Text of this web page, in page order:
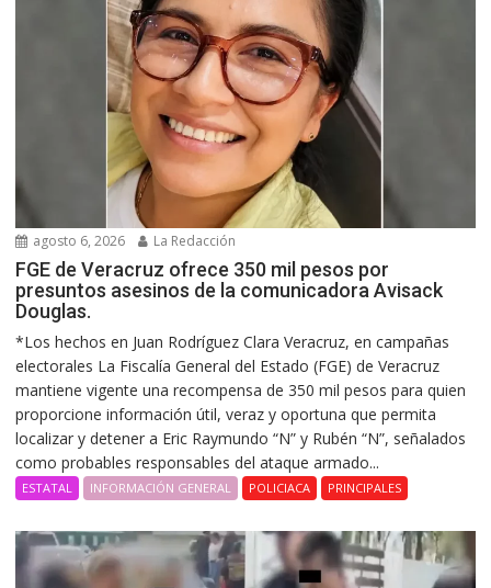
agosto 6, 2026 La Redacción
FGE de Veracruz ofrece 350 mil pesos por
presuntos asesinos de la comunicadora Avisack
Douglas.
*Los hechos en Juan Rodríguez Clara Veracruz, en campañas
electorales La Fiscalía General del Estado (FGE) de Veracruz
mantiene vigente una recompensa de 350 mil pesos para quien
proporcione información útil, veraz y oportuna que permita
localizar y detener a Eric Raymundo “N” y Rubén “N”, señalados
como probables responsables del ataque armado...
ESTATAL INFORMACIÓN GENERAL POLICIACA PRINCIPALES